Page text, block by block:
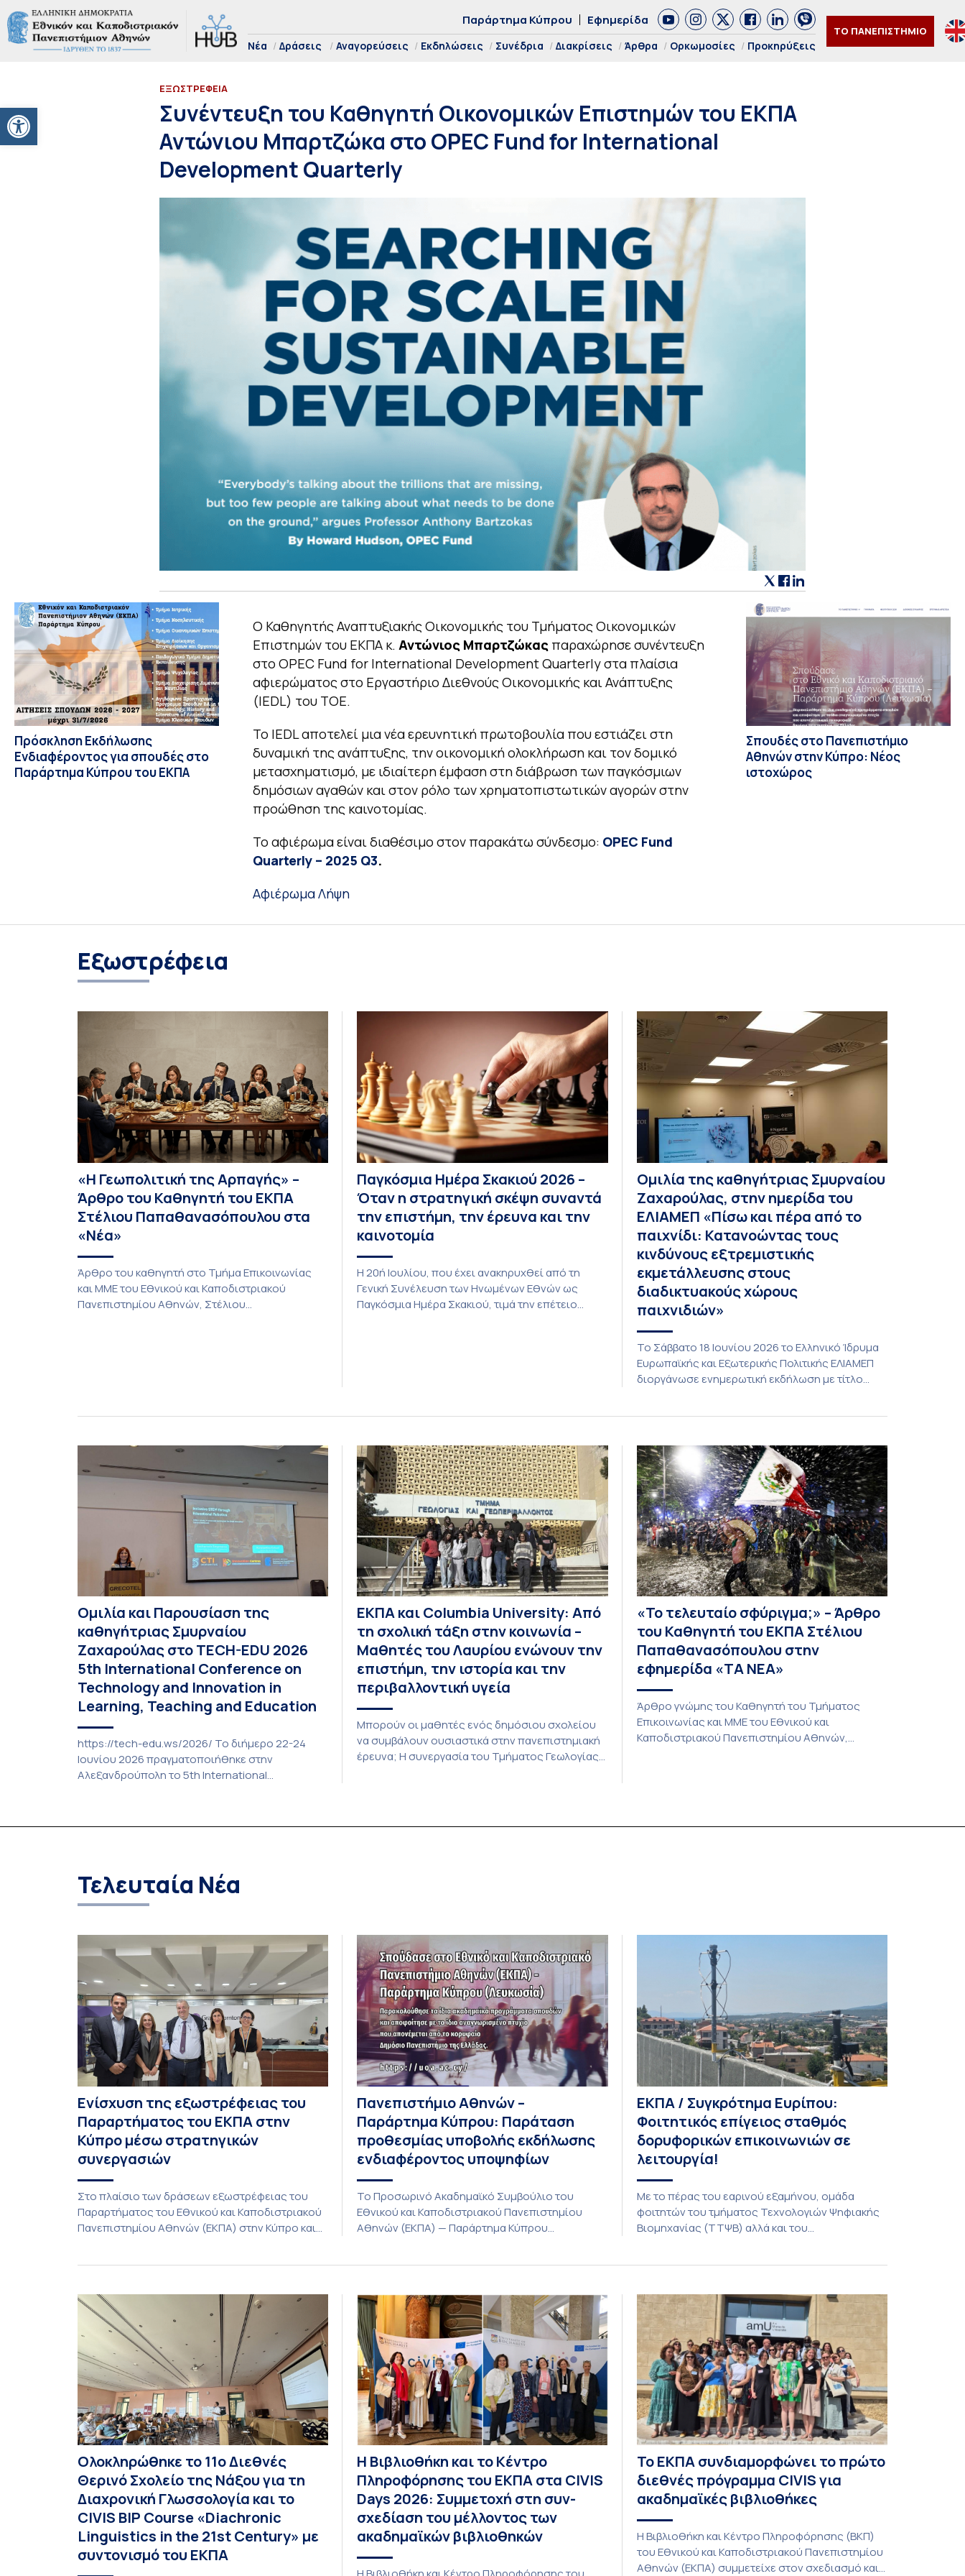
Ανοίξτε τη γραμμή εργαλείων
Παράρτημα Κύπρου Εφημερίδα
Νέα Δράσεις Αναγορεύσεις Εκδηλώσεις Συνέδρια Διακρίσεις Άρθρα Ορκωμοσίες Προκηρύξεις
ΤΟ ΠΑΝΕΠΙΣΤΗΜΙΟ
EΞΩΣΤΡΕΦΕΙΑ
Συνέντευξη του Καθηγητή Οικονομικών Επιστημών του ΕΚΠΑ
Αντώνιου Μπαρτζώκα στο OPEC Fund for International
Development Quarterly
Πρόσκληση Εκδήλωσης
Ενδιαφέροντος για σπουδές στο
Παράρτημα Κύπρου του ΕΚΠΑ
Ο Καθηγητής Αναπτυξιακής Οικονομικής του Τμήματος Οικονομικών
Επιστημών του ΕΚΠΑ κ. Αντώνιος Μπαρτζώκας παραχώρησε συνέντευξη
στο OPEC Fund for International Development Quarterly στα πλαίσια
αφιερώματος στο Εργαστήριο Διεθνούς Οικονομικής και Ανάπτυξης
(IEDL) του ΤΟΕ.
Το IEDL αποτελεί μια νέα ερευνητική πρωτοβουλία που εστιάζει στη
δυναμική της ανάπτυξης, την οικονομική ολοκλήρωση και τον δομικό
μετασχηματισμό, με ιδιαίτερη έμφαση στη διάβρωση των παγκόσμιων
δημόσιων αγαθών και στον ρόλο των χρηματοπιστωτικών αγορών στην
προώθηση της καινοτομίας.
Το αφιέρωμα είναι διαθέσιμο στον παρακάτω σύνδεσμο: OPEC Fund
Quarterly – 2025 Q3.
ΑφιέρωμαΛήψη
Σπουδές στο Πανεπιστήμιο
Αθηνών στην Κύπρο: Νέος
ιστοχώρος
Eξωστρέφεια
«Η Γεωπολιτική της Αρπαγής» –
Άρθρο του Καθηγητή του ΕΚΠΑ
Στέλιου Παπαθανασόπουλου στα
«Νέα»
Άρθρο του καθηγητή στο Τμήμα Επικοινωνίας
και ΜΜΕ του Εθνικού και Καποδιστριακού
Πανεπιστημίου Αθηνών, Στέλιου
ορθολογικοί παράγοντες […]
Παγκόσμια Ημέρα Σκακιού 2026 –
Όταν η στρατηγική σκέψη συναντά
την επιστήμη, την έρευνα και την
καινοτομία
Η 20ή Ιουλίου, που έχει ανακηρυχθεί από τη
Γενική Συνέλευση των Ηνωμένων Εθνών ως
Παγκόσμια Ημέρα Σκακιού, τιμά την επέτειο
αλλά και […]
Ομιλία της καθηγήτριας Σμυρναίου
Ζαχαρούλας, στην ημερίδα του
ΕΛΙΑΜΕΠ «Πίσω και πέρα από το
παιχνίδι: Κατανοώντας τους
κινδύνους εξτρεμιστικής
εκμετάλλευσης στους
διαδικτυακούς χώρους
παιχνιδιών»
Το Σάββατο 18 Ιουνίου 2026 το Ελληνικό Ίδρυμα
Ευρωπαϊκής και Εξωτερικής Πολιτικής ΕΛΙΑΜΕΠ
διοργάνωσε ενημερωτική εκδήλωση με τίτλο
δράση εντάσσεται στη διευρυμένη καμπάνια
ευαισθητοποίησης που υλοποιεί το ΕΛΙΑΜΕΠ
στο πλαίσιο του ευρωπαϊκού έργου GEMS | Το
Οικοσύστημα των Διαδικτυακών […]
Ομιλία και Παρουσίαση της
καθηγήτριας Σμυρναίου
Ζαχαρούλας στο TECH-EDU 2026
5th International Conference on
Technology and Innovation in
Learning, Teaching and Education
https://tech-edu.ws/2026/ Το διήμερο 22-24
Ιουνίου 2026 πραγματοποιήθηκε στην
Αλεξανδρούπολη το 5th International
2026). Βασικός στόχος του διεθνούς αυτού
που χαρακτηρίζεται από τεχνολογική έξαρση.
Από την εξατομικευμένη γνώση της Τεχνητής
Νοημοσύνης μέχρι τον […]
ΕΚΠΑ και Columbia University: Από
τη σχολική τάξη στην κοινωνία –
Μαθητές του Λαυρίου ενώνουν την
επιστήμη, την ιστορία και την
περιβαλλοντική υγεία
Μπορούν οι μαθητές ενός δημόσιου σχολείου
να συμβάλουν ουσιαστικά στην πανεπιστημιακή
έρευνα; Η συνεργασία του Τμήματος Γεωλογίας
«Το τελευταίο σφύριγμα;» – Άρθρο
του Καθηγητή του ΕΚΠΑ Στέλιου
Παπαθανασόπουλου στην
εφημερίδα «ΤΑ ΝΕΑ»
Άρθρο γνώμης του Καθηγητή του Τμήματος
Επικοινωνίας και ΜΜΕ του Εθνικού και
Καποδιστριακού Πανεπιστημίου Αθηνών,
Τελευταία Νέα
Ενίσχυση της εξωστρέφειας του
Παραρτήματος του ΕΚΠΑ στην
Κύπρο μέσω στρατηγικών
συνεργασιών
Στο πλαίσιο των δράσεων εξωστρέφειας του
Παραρτήματος του Εθνικού και Καποδιστριακού
Πανεπιστημίου Αθηνών (ΕΚΠΑ) στην Κύπρο και
Διοίκησης Επιχειρήσεων και Οργανισμών τον
Σεπτέμβριο του 2026, ο Κοσμήτορας της Σχολής
Οικονομικών και Πολιτικών Επιστημών,
Καθηγητής Νικόλαος Ηρειώτης, και ο Πρόεδρος
του Τμήματος […]
Πανεπιστήμιο Αθηνών –
Παράρτημα Κύπρου: Παράταση
προθεσμίας υποβολής εκδήλωσης
ενδιαφέροντος υποψηφίων
Το Προσωρινό Ακαδημαϊκό Συμβούλιο του
Εθνικού και Καποδιστριακού Πανεπιστημίου
Αθηνών (ΕΚΠΑ) — Παράρτημα Κύπρου
εκδήλωσης ενδιαφέροντος για την φοίτηση σε
Προγράμματα Σπουδών, Τμημάτων του
Πανεπιστημίου μας στο Παράρτημα Κύπρου για
το ακαδημαϊκό έτος 2026-2027, έως τη Δευτέρα
31 Αυγούστου 2026. […]
ΕΚΠΑ / Συγκρότημα Ευρίπου:
Φοιτητικός επίγειος σταθμός
δορυφορικών επικοινωνιών σε
λειτουργία!
Με το πέρας του εαρινού εξαμήνου, ομάδα
φοιτητών του τμήματος Τεχνολογιών Ψηφιακής
Βιομηχανίας (ΤΤΨΒ) αλλά και του
λειτουργεί πλέον στο Συγκρότημα Ευρίπου και
εντάσσεται στο παγκόσμιο δίκτυο SatNOGS. Η
ιδέα προέκυψε έπειτα από την επίσκεψη
φοιτητών του ΤΤΨΒ στο Open Source […]
Ολοκληρώθηκε το 11ο Διεθνές
Θερινό Σχολείο της Νάξου για τη
Διαχρονική Γλωσσολογία και το
CIVIS BIP Course «Diachronic
Linguistics in the 21st Century» με
συντονισμό του ΕΚΠΑ
Η Βιβλιοθήκη και το Κέντρο
Πληροφόρησης του ΕΚΠΑ στα CIVIS
Days 2026: Συμμετοχή στη συν-
σχεδίαση του μέλλοντος των
ακαδημαϊκών βιβλιοθηκών
Το ΕΚΠΑ συνδιαμορφώνει το πρώτο
διεθνές πρόγραμμα CIVIS για
ακαδημαϊκές βιβλιοθήκες
Η Βιβλιοθήκη και Κέντρο Πληροφόρησης (ΒΚΠ)
του Εθνικού και Καποδιστριακού Πανεπιστημίου
Αθηνών (ΕΚΠΑ) συμμετείχε στον σχεδιασμό και